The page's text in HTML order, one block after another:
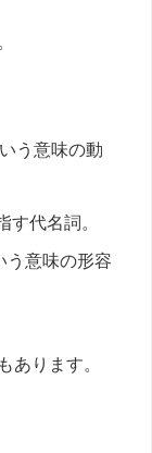
う意味の動
す代名詞。
う意味の形容
あります。